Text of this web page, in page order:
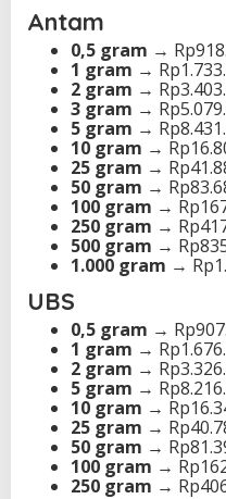
Antam
0,5 gram →
1 gram →
2 gram →
3 gram →
5 gram →
10 gram →
25 gram →
50 gram →
100 gram →
250 gram →
500 gram →
1.000 gram →
UBS
0,5 gram →
1 gram →
2 gram →
5 gram →
10 gram →
25 gram →
50 gram →
100 gram →
250 gram →